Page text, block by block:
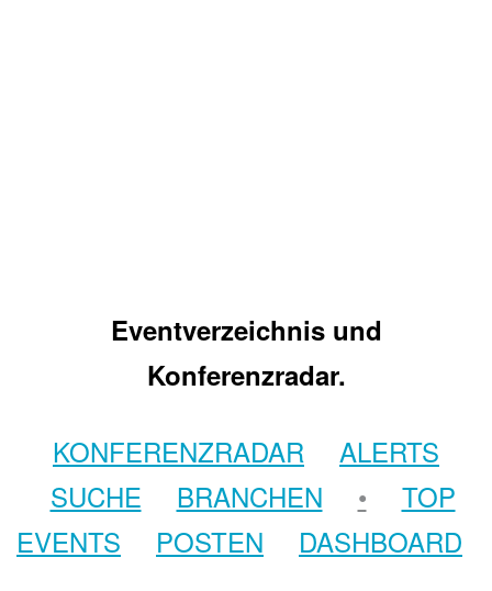
Eventverzeichnis und
Konferenzradar.
KONFERENZRADAR
ALERTS
SUCHE
BRANCHEN •
TOP
EVENTS
POSTEN DASHBOARD